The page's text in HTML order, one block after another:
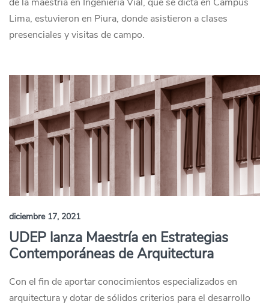
Lima, estuvieron en Piura, donde asistieron a clases
presenciales y visitas de campo.
diciembre 17, 2021
UDEP lanza Maestría en Estrategias
Contemporáneas de Arquitectura
Con el fin de aportar conocimientos especializados en
arquitectura y dotar de sólidos criterios para el desarrollo